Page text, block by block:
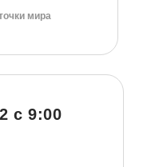
мира
с 9:00